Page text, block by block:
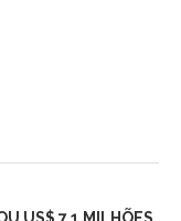
US$ 7,1 MILHÕES